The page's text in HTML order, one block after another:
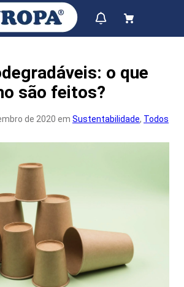
o que
são feitos?
de 2020 em Sustentabilidade, Todos